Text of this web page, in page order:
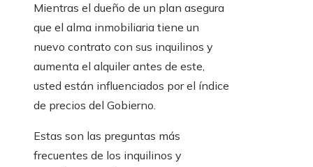
Mientras el dueño de un plan asegura
que el alma inmobiliaria tiene un
nuevo contrato con sus inquilinos y
aumenta el alquiler antes de este,
usted están influenciados por el índice
de precios del Gobierno.
Estas son las preguntas más
frecuentes de los inquilinos y